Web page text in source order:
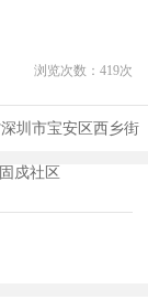
浏览次数： 419次
圳市宝安区西乡街
戍社区